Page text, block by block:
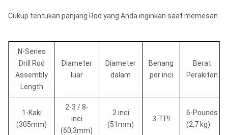
Cukup tentukan panjang Rod yang Anda inginkan saat memesan
N-Series
Drill Rod
Assembly
Length
Diameter
luar
Diameter
dalam
Benang
per inci
Berat
Perakitan
1-Kaki
(305mm)
2-3 / 8-
inci
(60,3mm)
2 inci
(51mm)
3-TPI
6-Pounds
(2,7 kg)